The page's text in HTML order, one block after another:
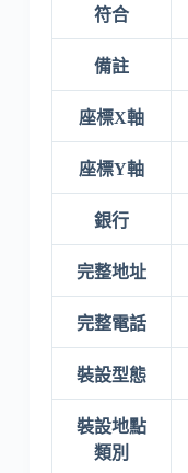
符合
備註
座標X軸
座標Y軸
銀行
完整地址
完整電話
裝設型態
裝設地點
類別